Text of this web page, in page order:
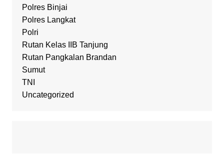
Polres Binjai
Polres Langkat
Polri
Rutan Kelas IIB Tanjung
Rutan Pangkalan Brandan
Sumut
TNI
Uncategorized